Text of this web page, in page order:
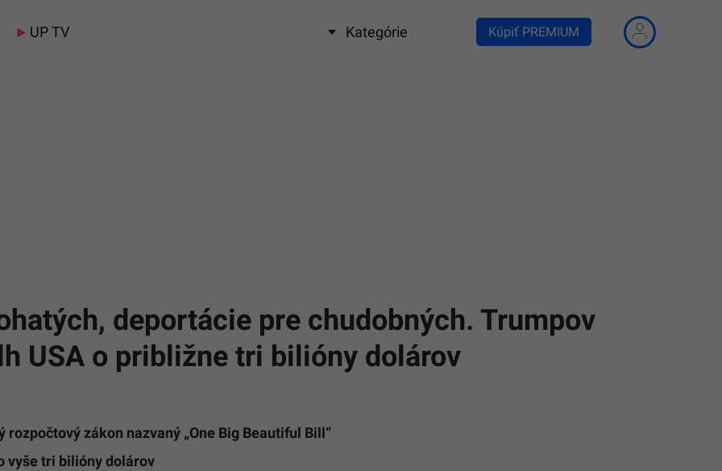
UP TV Kategórie Kúpiť PREMIUM
deportácie pre chudobných. Trumpov
USA o približne tri bilióny dolárov
zákon nazvaný „One Big Beautiful Bill“
vyše tri bilióny dolárov